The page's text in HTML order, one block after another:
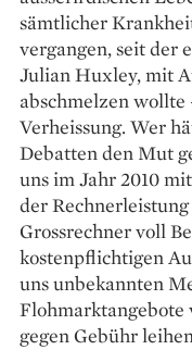
sämtlicher
vergangen, seit der
Julian Huxley, mit
abschmelzen
Verheissung. Wer
Debatten den Mut
uns im Jahr 2010
der
Grossrechner voll
kostenpflichtigen
uns unbekannten
gegen Gebühr